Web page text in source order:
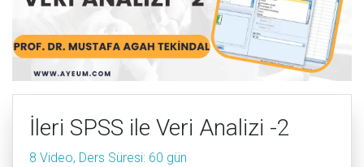
İleri SPSS ile Veri Analizi -2
8 Video, Ders Süresi: 60 gün